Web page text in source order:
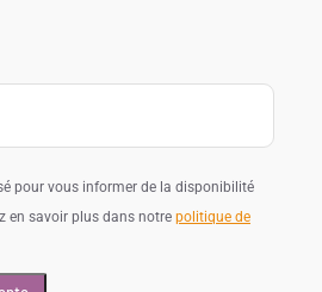
pour vous informer de la disponibilité
en savoir plus dans notre politique de